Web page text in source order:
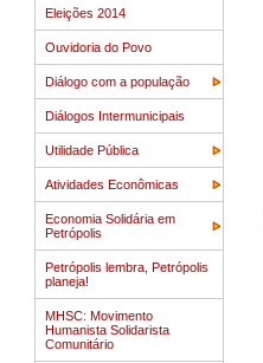
Eleições 2014
Ouvidoria do Povo
Diálogo com a população
Diálogos Intermunicipais
Utilidade Pública
Atividades Econômicas
Economia Solidária em
Petrópolis
Petrópolis lembra, Petrópolis
planeja!
MHSC: Movimento
Humanista Solidarista
Comunitário